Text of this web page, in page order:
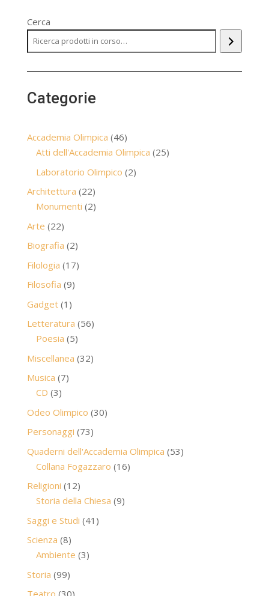
25,00 €.15,00 €.
Cerca
Categorie
Accademia Olimpica 4646
prodotti
Atti dell'Accademia Olimpica 2525
Laboratorio Olimpico 22
Architettura 2222
prodotti
Monumenti 22
Arte 2222
prodotti
Biografia 22
prodotti
Filologia 1717
Filosofia 99
Gadget 1 1
prodotto
Letteratura 5656
Poesia 55
prodotti
Miscellanea 3232
Musica 77
CD 33
prodotti
Odeo Olimpico 3030
Personaggi 7373
prodotti
Quaderni dell'Accademia Olimpica 5353
Collana Fogazzaro 1616
Religioni 1212
prodotti
Storia della Chiesa 99
Saggi e Studi 41 41
Scienza 88
prodotti
Ambiente 33
Storia 9999
prodotti
30